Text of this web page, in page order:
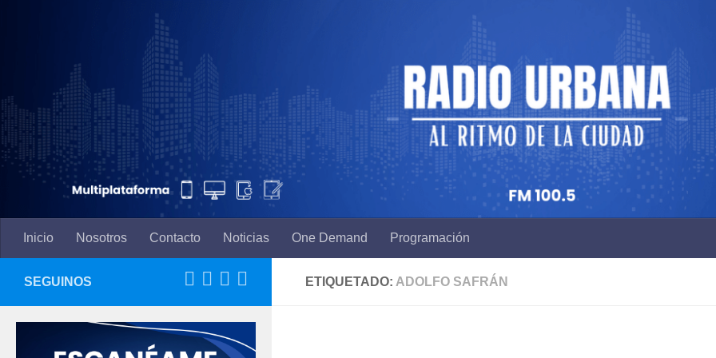
Inicio Nosotros Contacto Noticias One Demand Programación
ETIQUETADO: ADOLFO SAFRÁN
SEGUINOS